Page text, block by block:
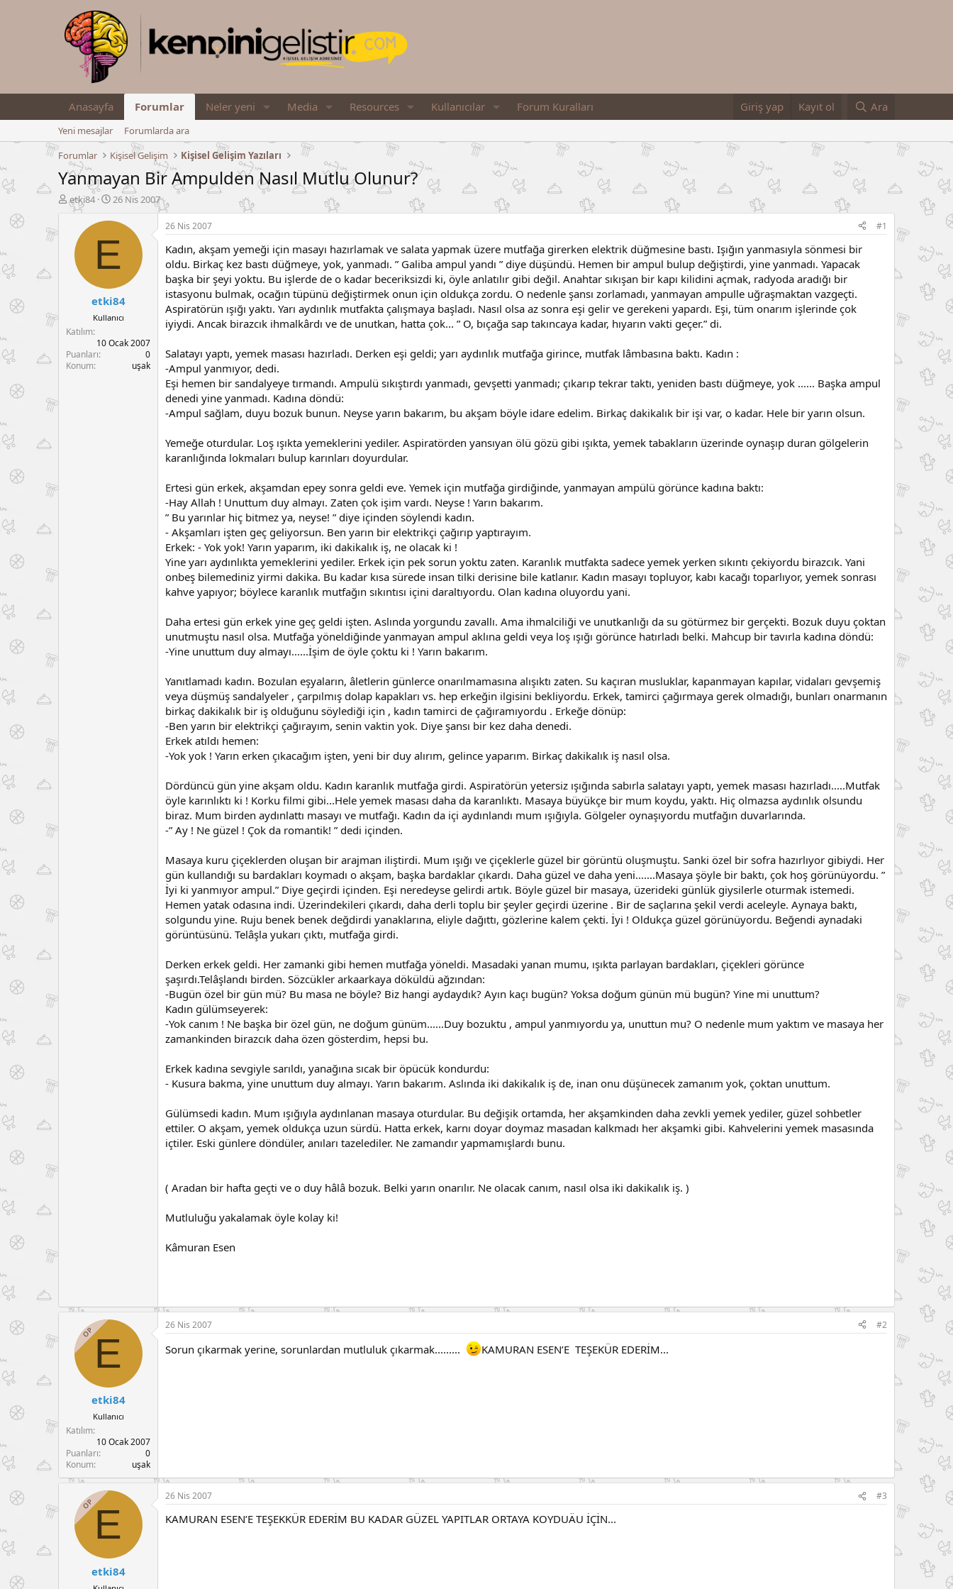
Anasayfa Forumlar Neler yeni Media Resources Kullanıcılar Forum Kuralları Giriş yap Kayıt ol Ara
Yeni mesajlar
Forumlarda ara
Forumlar
Kişisel Gelişim Kişisel Gelişim Yazıları
Yanmayan Bir Ampulden Nasıl Mutlu Olunur?
K
o
a
t
a
n
etki84
B
ş
a
n
ı
ç
t
r
26 Nis 2007
E
etki84
Kullanıcı
Katılım
10 Ocak 2007
Puanları
0
Konum
uşak
26 Nis 2007 #1
Kadın, akşam yemeği için masayı hazırlamak ve salata yapmak üzere mutfağa girerken elektrik düğmesine bastı. Işığın yanmasıyla sönmesi bir
oldu. Birkaç kez bastı düğmeye, yok, yanmadı. ” Galiba ampul yandı ” diye düşündü. Hemen bir ampul bulup değiştirdi, yine yanmadı. Yapacak
başka bir şeyi yoktu. Bu işlerde de o kadar beceriksizdi ki, öyle anlatılır gibi değil. Anahtar sıkışan bir kapı kilidini açmak, radyoda aradığı bir
istasyonu bulmak, ocağın tüpünü değiştirmek onun için oldukça zordu. O nedenle şansı zorlamadı, yanmayan ampulle uğraşmaktan vazgeçti.
Aspiratörün ışığı yaktı. Yarı aydınlık mutfakta çalışmaya başladı. Nasıl olsa az sonra eşi gelir ve gerekeni yapardı. Eşi, tüm onarım işlerinde çok
iyiydi. Ancak birazcık ihmalkârdı ve de unutkan, hatta çok... ” O, bıçağa sap takıncaya kadar, hıyarın vakti geçer.” di.
Salatayı yaptı, yemek masası hazırladı. Derken eşi geldi; yarı aydınlık mutfağa girince, mutfak lâmbasına baktı. Kadın :
-Ampul yanmıyor, dedi.
Eşi hemen bir sandalyeye tırmandı. Ampulü sıkıştırdı yanmadı, gevşetti yanmadı; çıkarıp tekrar taktı, yeniden bastı düğmeye, yok ...... Başka ampul
denedi yine yanmadı. Kadına döndü:
-Ampul sağlam, duyu bozuk bunun. Neyse yarın bakarım, bu akşam böyle idare edelim. Birkaç dakikalık bir işi var, o kadar. Hele bir yarın olsun.
Yemeğe oturdular. Loş ışıkta yemeklerini yediler. Aspiratörden yansıyan ölü gözü gibi ışıkta, yemek tabakların üzerinde oynaşıp duran gölgelerin
karanlığında lokmaları bulup karınları doyurdular.
Ertesi gün erkek, akşamdan epey sonra geldi eve. Yemek için mutfağa girdiğinde, yanmayan ampülü görünce kadına baktı:
-Hay Allah ! Unuttum duy almayı. Zaten çok işim vardı. Neyse ! Yarın bakarım.
” Bu yarınlar hiç bitmez ya, neyse! ” diye içinden söylendi kadın.
- Akşamları işten geç geliyorsun. Ben yarın bir elektrikçi çağırıp yaptırayım.
Erkek: - Yok yok! Yarın yaparım, iki dakikalık iş, ne olacak ki !
Yine yarı aydınlıkta yemeklerini yediler. Erkek için pek sorun yoktu zaten. Karanlık mutfakta sadece yemek yerken sıkıntı çekiyordu birazcık. Yani
onbeş bilemediniz yirmi dakika. Bu kadar kısa sürede insan tilki derisine bile katlanır. Kadın masayı topluyor, kabı kacağı toparlıyor, yemek sonrası
kahve yapıyor; böylece karanlık mutfağın sıkıntısı içini daraltıyordu. Olan kadına oluyordu yani.
Daha ertesi gün erkek yine geç geldi işten. Aslında yorgundu zavallı. Ama ihmalciliği ve unutkanlığı da su götürmez bir gerçekti. Bozuk duyu çoktan
unutmuştu nasıl olsa. Mutfağa yöneldiğinde yanmayan ampul aklına geldi veya loş ışığı görünce hatırladı belki. Mahcup bir tavırla kadına döndü:
-Yine unuttum duy almayı......İşim de öyle çoktu ki ! Yarın bakarım.
Yanıtlamadı kadın. Bozulan eşyaların, âletlerin günlerce onarılmamasına alışıktı zaten. Su kaçıran musluklar, kapanmayan kapılar, vidaları gevşemiş
veya düşmüş sandalyeler , çarpılmış dolap kapakları vs. hep erkeğin ilgisini bekliyordu. Erkek, tamirci çağırmaya gerek olmadığı, bunları onarmanın
birkaç dakikalık bir iş olduğunu söylediği için , kadın tamirci de çağıramıyordu . Erkeğe dönüp:
-Ben yarın bir elektrikçi çağırayım, senin vaktin yok. Diye şansı bir kez daha denedi.
Erkek atıldı hemen:
-Yok yok ! Yarın erken çıkacağım işten, yeni bir duy alırım, gelince yaparım. Birkaç dakikalık iş nasıl olsa.
Dördüncü gün yine akşam oldu. Kadın karanlık mutfağa girdi. Aspiratörün yetersiz ışığında sabırla salatayı yaptı, yemek masası hazırladı.....Mutfak
öyle karınlıktı ki ! Korku filmi gibi...Hele yemek masası daha da karanlıktı. Masaya büyükçe bir mum koydu, yaktı. Hiç olmazsa aydınlık olsundu
biraz. Mum birden aydınlattı masayı ve mutfağı. Kadın da içi aydınlandı mum ışığıyla. Gölgeler oynaşıyordu mutfağın duvarlarında.
-” Ay ! Ne güzel ! Çok da romantik! ” dedi içinden.
Masaya kuru çiçeklerden oluşan bir arajman iliştirdi. Mum ışığı ve çiçeklerle güzel bir görüntü oluşmuştu. Sanki özel bir sofra hazırlıyor gibiydi. Her
gün kullandığı su bardakları koymadı o akşam, başka bardaklar çıkardı. Daha güzel ve daha yeni.......Masaya şöyle bir baktı, çok hoş görünüyordu. ”
İyi ki yanmıyor ampul.” Diye geçirdi içinden. Eşi neredeyse gelirdi artık. Böyle güzel bir masaya, üzerideki günlük giysilerle oturmak istemedi.
Hemen yatak odasına indi. Üzerindekileri çıkardı, daha derli toplu bir şeyler geçirdi üzerine . Bir de saçlarına şekil verdi aceleyle. Aynaya baktı,
solgundu yine. Ruju benek benek değdirdi yanaklarına, eliyle dağıttı, gözlerine kalem çekti. İyi ! Oldukça güzel görünüyordu. Beğendi aynadaki
görüntüsünü. Telâşla yukarı çıktı, mutfağa girdi.
Derken erkek geldi. Her zamanki gibi hemen mutfağa yöneldi. Masadaki yanan mumu, ışıkta parlayan bardakları, çiçekleri görünce
şaşırdı.Telâşlandı birden. Sözcükler arkaarkaya döküldü ağzından:
-Bugün özel bir gün mü? Bu masa ne böyle? Biz hangi aydaydık? Ayın kaçı bugün? Yoksa doğum günün mü bugün? Yine mi unuttum?
Kadın gülümseyerek:
-Yok canım ! Ne başka bir özel gün, ne doğum günüm......Duy bozuktu , ampul yanmıyordu ya, unuttun mu? O nedenle mum yaktım ve masaya her
zamankinden birazcık daha özen gösterdim, hepsi bu.
Erkek kadına sevgiyle sarıldı, yanağına sıcak bir öpücük kondurdu:
- Kusura bakma, yine unuttum duy almayı. Yarın bakarım. Aslında iki dakikalık iş de, inan onu düşünecek zamanım yok, çoktan unuttum.
Gülümsedi kadın. Mum ışığıyla aydınlanan masaya oturdular. Bu değişik ortamda, her akşamkinden daha zevkli yemek yediler, güzel sohbetler
ettiler. O akşam, yemek oldukça uzun sürdü. Hatta erkek, karnı doyar doymaz masadan kalkmadı her akşamki gibi. Kahvelerini yemek masasında
içtiler. Eski günlere döndüler, anıları tazelediler. Ne zamandır yapmamışlardı bunu.
( Aradan bir hafta geçti ve o duy hâlâ bozuk. Belki yarın onarılır. Ne olacak canım, nasıl olsa iki dakikalık iş. )
Mutluluğu yakalamak öyle kolay ki!
Kâmuran Esen
OPE
etki84
Kullanıcı
Katılım
10 Ocak 2007
Puanları
0
Konum
uşak
26 Nis 2007 #2
Sorun çıkarmak yerine, sorunlardan mutluluk çıkarmak......... KAMURAN ESEN’E TEŞEKÜR EDERİM...
OPE
etki84
26 Nis 2007 #3
KAMURAN ESEN’E TEŞEKKÜR EDERİM BU KADAR GÜZEL YAPITLAR ORTAYA KOYDUÄU İÇİN...